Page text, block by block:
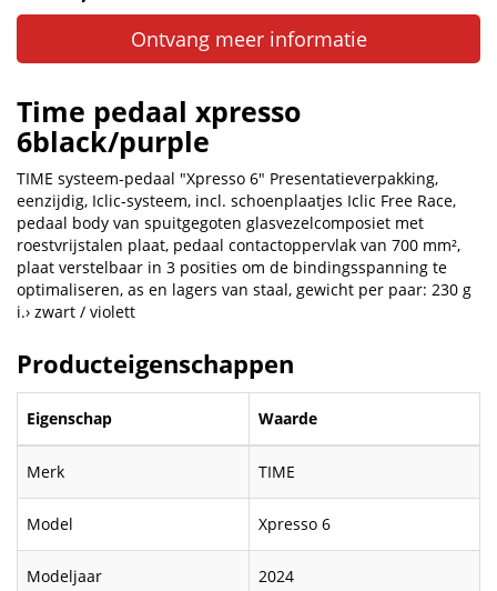
Ontvang meer informatie
Time pedaal xpresso
6black/purple
TIME systeem-pedaal "Xpresso 6" Presentatieverpakking,
eenzijdig, Iclic-systeem, incl. schoenplaatjes Iclic Free Race,
pedaal body van spuitgegoten glasvezelcomposiet met
roestvrijstalen plaat, pedaal contactoppervlak van 700 mm²,
plaat verstelbaar in 3 posities om de bindingsspanning te
optimaliseren, as en lagers van staal, gewicht per paar: 230 g
i.› zwart / violett
Producteigenschappen
Eigenschap Waarde
Merk TIME
Model Xpresso 6
Modeljaar 2024